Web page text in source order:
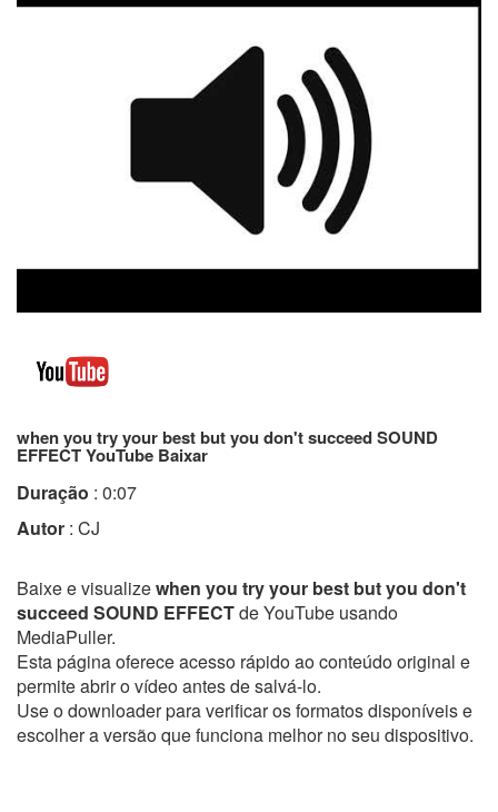
when you try your best but you don't succeed SOUND
EFFECT YouTube Baixar
Duração : 0:07
Autor : CJ
Baixe e visualizewhen you try your best but you don't
succeed SOUND EFFECTde YouTube usando
MediaPuller.
Esta página oferece acesso rápido ao conteúdo original e
permite abrir o vídeo antes de salvá-lo.
Use o downloader para verificar os formatos disponíveis e
escolher a versão que funciona melhor no seu dispositivo.